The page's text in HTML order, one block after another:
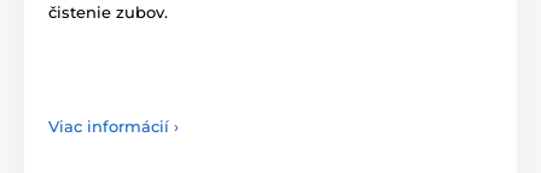
čistenie zubov.
Viac informácií ›